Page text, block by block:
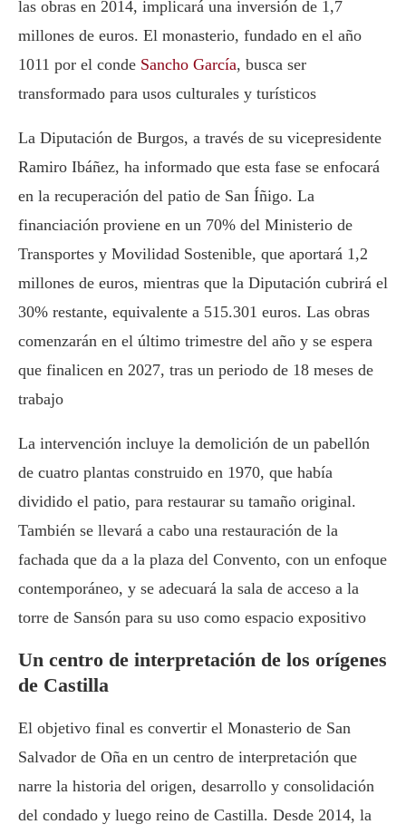
las obras en 2014, implicará una inversión de 1,7
millones de euros. El monasterio, fundado en el año
1011 por el conde Sancho García, busca ser
transformado para usos culturales y turísticos
La Diputación de Burgos, a través de su vicepresidente
Ramiro Ibáñez, ha informado que esta fase se enfocará
en la recuperación del patio de San Íñigo. La
financiación proviene en un 70% del Ministerio de
Transportes y Movilidad Sostenible, que aportará 1,2
millones de euros, mientras que la Diputación cubrirá el
30% restante, equivalente a 515.301 euros. Las obras
comenzarán en el último trimestre del año y se espera
que finalicen en 2027, tras un periodo de 18 meses de
trabajo
La intervención incluye la demolición de un pabellón
de cuatro plantas construido en 1970, que había
dividido el patio, para restaurar su tamaño original.
También se llevará a cabo una restauración de la
fachada que da a la plaza del Convento, con un enfoque
contemporáneo, y se adecuará la sala de acceso a la
torre de Sansón para su uso como espacio expositivo
Un centro de interpretación de los orígenes
de Castilla
El objetivo final es convertir el Monasterio de San
Salvador de Oña en un centro de interpretación que
narre la historia del origen, desarrollo y consolidación
del condado y luego reino de Castilla. Desde 2014, la